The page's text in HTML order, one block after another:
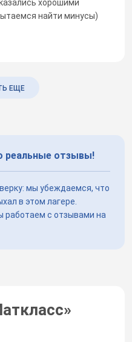
хорошими
найти минусы)
ЕЩЕ
реальные отзывы!
мы убеждаемся, что
в этом лагере.
работаем с отзывами на
»